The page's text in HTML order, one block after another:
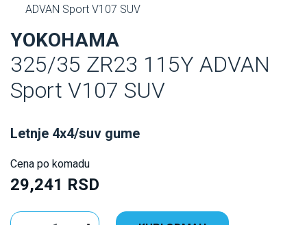
ADVAN Sport V107 SUV
YOKOHAMA
325/35 ZR23 115Y ADVAN
Sport V107 SUV
Letnje 4x4/suv gume
Cena po komadu
29,241 RSD